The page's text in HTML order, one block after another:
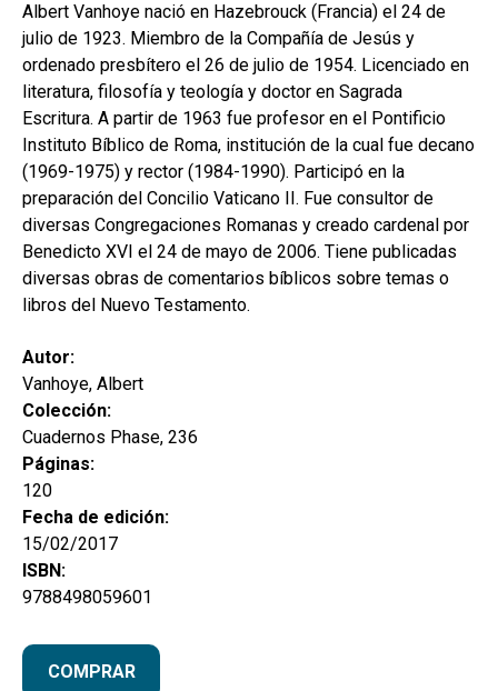
ESP
Albert Vanhoye nació en Hazebrouck (Francia) el 24 de
julio de 1923. Miembro de la Compañía de Jesús y
ordenado presbítero el 26 de julio de 1954. Licenciado en
literatura, filosofía y teología y doctor en Sagrada
Escritura. A partir de 1963 fue profesor en el Pontificio
Instituto Bíblico de Roma, institución de la cual fue decano
(1969-1975) y rector (1984-1990). Participó en la
preparación del Concilio Vaticano II. Fue consultor de
diversas Congregaciones Romanas y creado cardenal por
Benedicto XVI el 24 de mayo de 2006. Tiene publicadas
diversas obras de comentarios bíblicos sobre temas o
libros del Nuevo Testamento.
Autor:
Vanhoye, Albert
Colección:
Cuadernos Phase, 236
Páginas:
120
Fecha de edición:
15/02/2017
ISBN:
9788498059601
COMPRAR